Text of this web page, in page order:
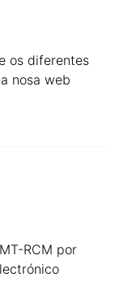
os diferentes
nosa web
RCM por